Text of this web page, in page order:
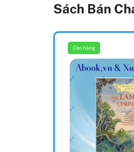
Sách Bán
Còn hàng